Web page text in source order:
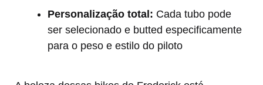
Personalização total: Cada tubo pode
ser selecionado e butted especificamente
para o peso e estilo do piloto